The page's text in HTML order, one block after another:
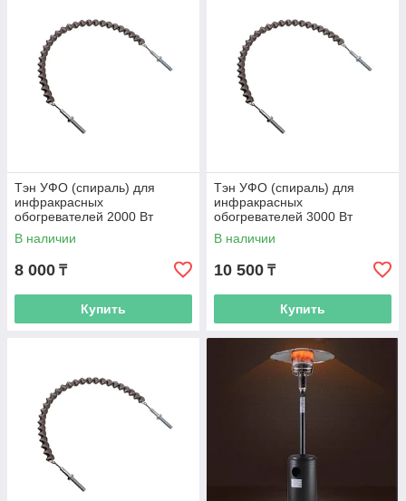
Тэн УФО (спираль) для
инфракрасных
обогревателей 2000 Вт
В наличии
8 000 ₸
Купить
Тэн УФО (спираль) для
инфракрасных
обогревателей 3000 Вт
В наличии
10 500 ₸
Купить